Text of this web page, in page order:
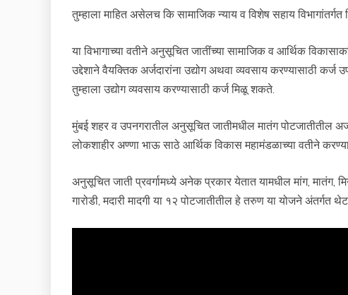
तुम्हाला माहित असेलच कि सामाजिक न्याय व विशेष सहाय विभागांतर्गत
या विभागाच्या वतीने अनुसूचित जातींच्या सामाजिक व आर्थिक
उद्देशाने वैयक्तिक अर्जदारांना उद्योग अथवा व्यवसाय करण्यासाठी
तुम्हाला उद्योग व्यवसाय करण्यासाठी कर्ज मिळू शकते.
मुंबई शहर व उपनगरातील अनुसूचित जातीमधील मातंग पोटजातीतील
लोकशाहीर अण्णा भाऊ साठे आर्थिक विकास महामंडळाच्या वतीने
अनुसूचित जाती प्रवर्गामध्ये अनेक प्रकार येतात यामधील मांग, मातंग,
गारोडी, मदारी मादगी या १२ पोटजातीतील हे तरुण या योजने